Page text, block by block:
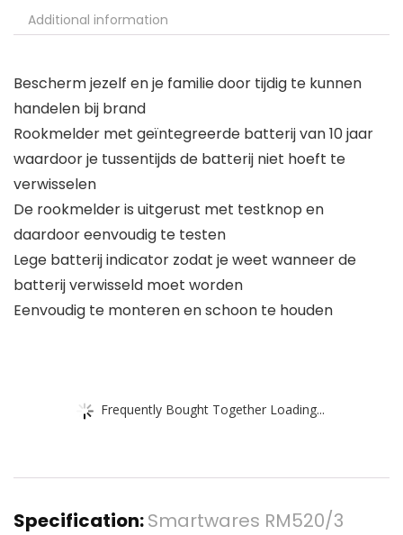
Additional information
Bescherm jezelf en je familie door tijdig te kunnen
handelen bij brand
Rookmelder met geïntegreerde batterij van 10 jaar
waardoor je tussentijds de batterij niet hoeft te
verwisselen
De rookmelder is uitgerust met testknop en
daardoor eenvoudig te testen
Lege batterij indicator zodat je weet wanneer de
batterij verwisseld moet worden
Eenvoudig te monteren en schoon te houden
Frequently Bought Together Loading...
Specification:Smartwares RM520/3